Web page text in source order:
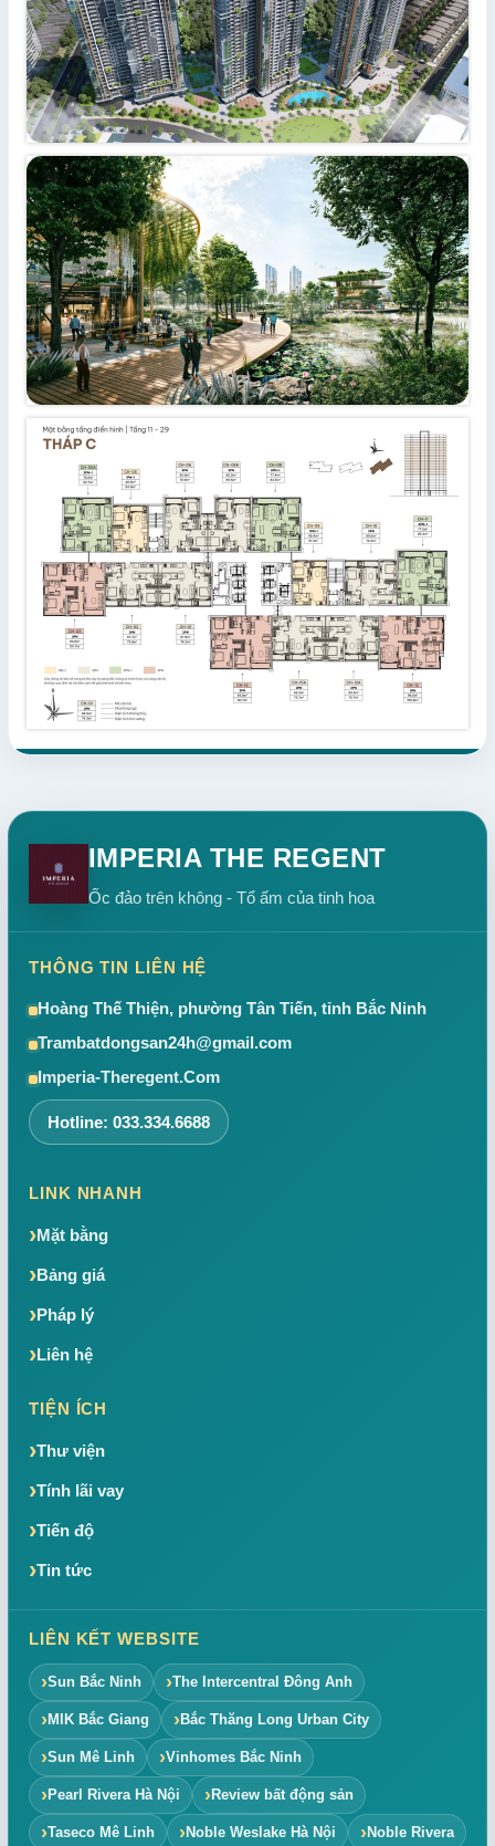
IMPERIA THE REGENT
Ốc đảo trên không - Tổ ấm của tinh hoa
THÔNG TIN LIÊN HỆ
Hoàng Thế Thiện, phường Tân Tiến, tỉnh Bắc Ninh
Trambatdongsan24h@gmail.com
Imperia-Theregent.Com
Hotline: 033.334.6688
LINK NHANH
Mặt bằng
Bảng giá
Pháp lý
Liên hệ
TIỆN ÍCH
Thư viện
Tính lãi vay
Tiến độ
Tin tức
LIÊN KẾT WEBSITE
Sun Bắc Ninh The Intercentral Đông Anh
MIK Bắc Giang Bắc Thăng Long Urban City
Sun Mê Linh Vinhomes Bắc Ninh
Pearl Rivera Hà Nội Review bất động sản
Taseco Mê Linh Noble Weslake Hà Nội Noble Rivera